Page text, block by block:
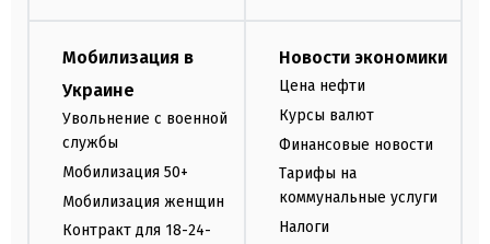
Мобилизация в
Украине
Увольнение с военной
службы
Мобилизация 50+
Мобилизация женщин
Контракт для 18-24-
Новости экономики
Цена нефти
Курсы валют
Финансовые новости
Тарифы на
коммунальные услуги
Налоги